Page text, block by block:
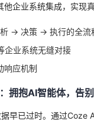
企业系统集成，实现
→ 决策 → 执行的全流
企业系统无缝对接
响应机制
拥抱AI智能体，告
早已过时。通过Coze